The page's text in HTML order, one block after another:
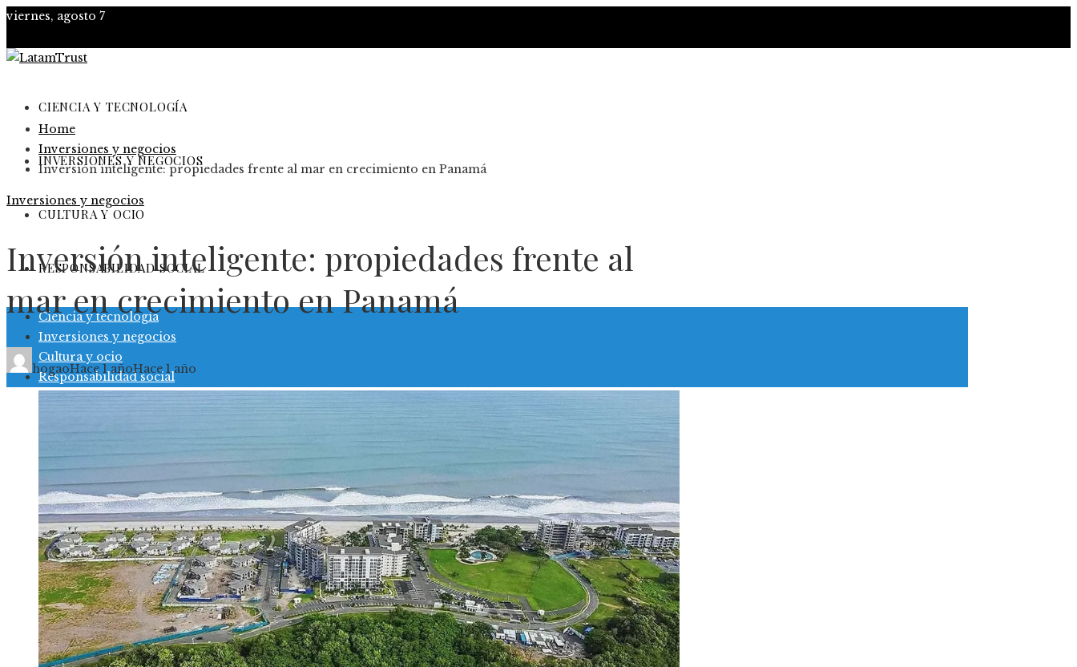
viernes, agosto 7
CIENCIA Y TECNOLOGÍA
INVERSIONES Y NEGOCIOS
CULTURA Y OCIO
RESPONSABILIDAD SOCIAL
Ciencia y tecnología
Inversiones y negocios
Cultura y ocio
Responsabilidad social
Home
Inversiones y negocios
Inversión inteligente: propiedades frente al mar en crecimiento en Panamá
Inversiones y negocios
Inversión inteligente: propiedades frente al
mar en crecimiento en Panamá
hogaoHace 1 añoHace 1 año